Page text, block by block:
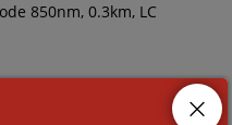
850nm, 0.3km, LC